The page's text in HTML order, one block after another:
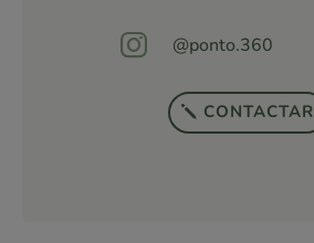
 @ponto.360
CONTACTAR